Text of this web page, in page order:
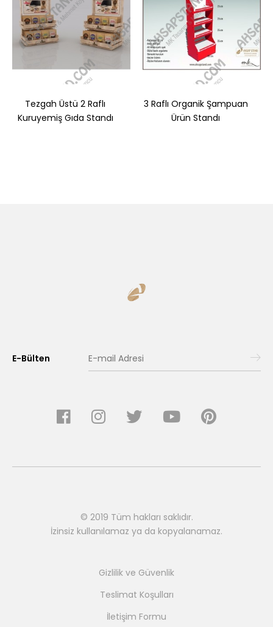
Tezgah Üstü 2 Raflı
Kuruyemiş Gıda Standı
3 Raflı Organik Şampuan
Ürün Standı
E-Bülten
© 2019 Tüm hakları saklıdır.
İzinsiz kullanılamaz ya da kopyalanamaz.
Gizlilik ve Güvenlik
Teslimat Koşulları
İletişim Formu